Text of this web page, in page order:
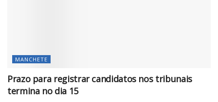
MANCHETE
Prazo para registrar candidatos nos tribunais
termina no dia 15